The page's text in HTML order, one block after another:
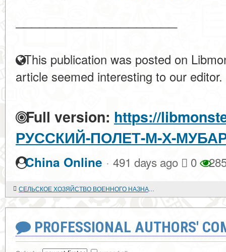
This publication was posted on
article seemed interesting to our editor.
Full version: https://
РУССКИЙ-ПОЛЕТ-М-Х-
China Online · 491 days ago 0
СЕЛЬСКОЕ ХОЗЯЙСТВО ВОЕННОГО НАЗНАЧЕНИЯ
PROFESSIONAL AUTHORS'